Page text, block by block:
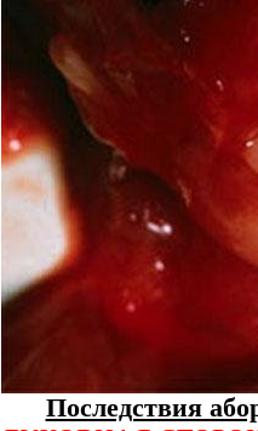
Последствия